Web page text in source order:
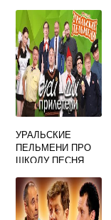
УРАЛЬСКИЕ
ПЕЛЬМЕНИ ПРО
ШКОЛУ ПЕСНЯ